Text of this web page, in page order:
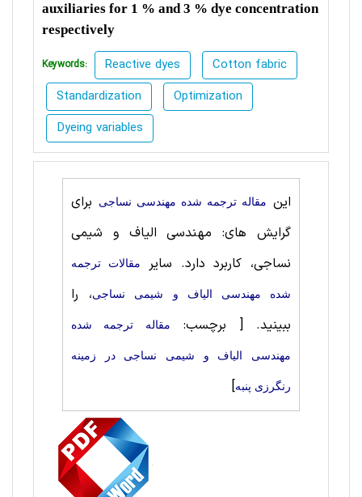
auxiliaries for 1 % and 3 % dye concentration
respectively
Keywords: Reactive dyes
Cotton fabric
Standardization
Optimization
Dyeing variables
این مقاله ترجمه شده مهندسی نساجی
برای
گرایش های: مهندسی الیاف و شیمی
نساجی، کاربرد دارد. سایر
مقالات ترجمه
شده مهندسی الیاف و شیمی نساجی، را
ببینید.[ برچسب: مقاله ترجمه شده
مهندسی الیاف و شیمی نساجی در زمینه
رنگرزی پنبه]